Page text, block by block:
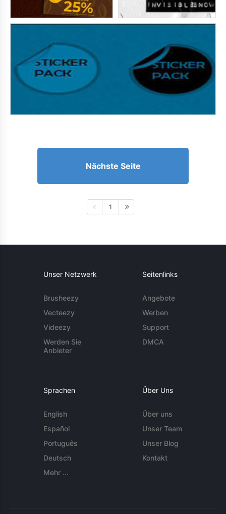
Nächste Seite
1
Unser Netzwerk
Brusheezy
Vecteezy
Videezy
Werden Sie
Anbieter
Seitenlinks
Angebote
Werben
Support
DMCA
Sprachen
English
Español
Português
Deutsch
Mehr ...
Über Uns
Über uns
Unser Team
Unser Blog
Kontakt